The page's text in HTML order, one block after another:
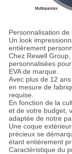
Personnalisation de
Un look
entièrement
Chez Rewell
personnalisées
EVA de marque.
Avec plus de 12
en mesure de
requise.
En fonction de la
et de votre budget,
adaptée de notre
Une coque
précieux se
étant entièrement
Caractéristique du